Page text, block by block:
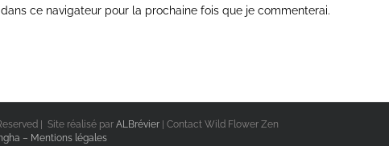
ce navigateur pour la prochaine fois que je commenterai.
| Site réalisé par ALBrévier | Contact Wild Flower Zen
– Mentions légales